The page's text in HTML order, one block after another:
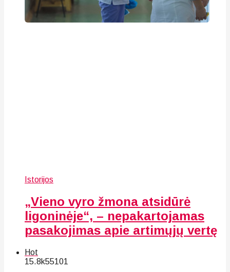
Istorijos
„Vieno vyro žmona atsidūrė
ligoninėje“, – nepakartojamas
pasakojimas apie artimųjų vertę
Hot
15.8k55101